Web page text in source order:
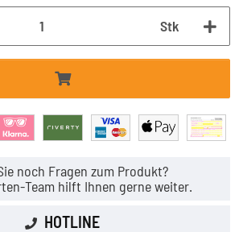
Stk
noch Fragen zum Produkt?
Team hilft Ihnen gerne weiter.
HOTLINE